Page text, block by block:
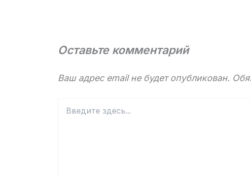
Оставьте комментарий
Ваш адрес email не будет опубликован.
здесь...